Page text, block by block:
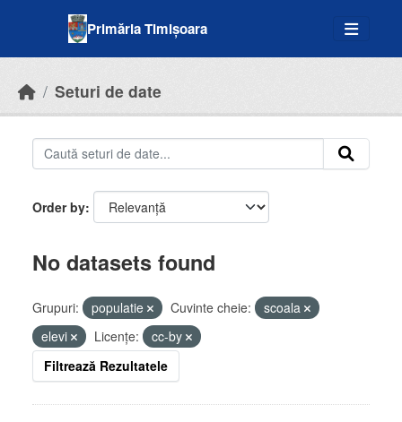
Primăria Timișoara
Seturi de date
Order by
No datasets found
Grupuri: populatie Cuvinte cheie:
scoala
elevi
Licenţe:
cc-by
Filtrează Rezultatele